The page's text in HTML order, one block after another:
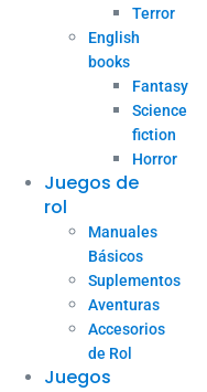
Terror
English
books
Fantasy
Science
fiction
Horror
Juegos de
rol
Manuales
Básicos
Suplementos
Aventuras
Accesorios
de Rol
Juegos